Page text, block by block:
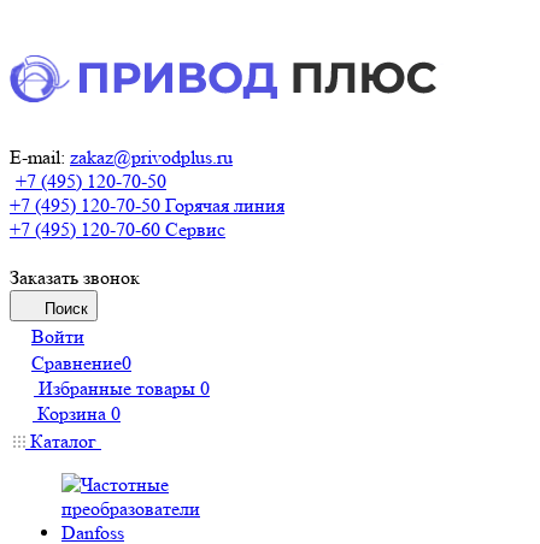
E-mail: zakaz@privodplus.ru
+7 (495) 120-70-50
+7 (495) 120-70-50 Горячая линия
+7 (495) 120-70-60 Сервис
Заказать звонок
Поиск
Войти
Сравнение0
Избранные товары 0
Корзина 0
Каталог